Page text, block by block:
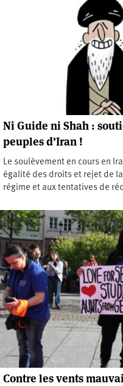
Ni Guide ni Shah :
peuples d’Iran !
Le soulèvement en cours en
égalité des droits et rejet de
régime et aux tentatives de
Contre les vents